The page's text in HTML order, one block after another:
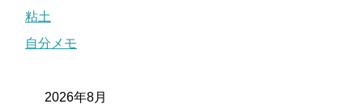
粘土
自分メモ
2026年8月